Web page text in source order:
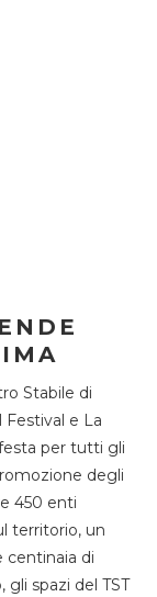
Stabile di
Festival e La
per tutti gli
degli
450 enti
territorio, un
centinaia di
spazi del TST